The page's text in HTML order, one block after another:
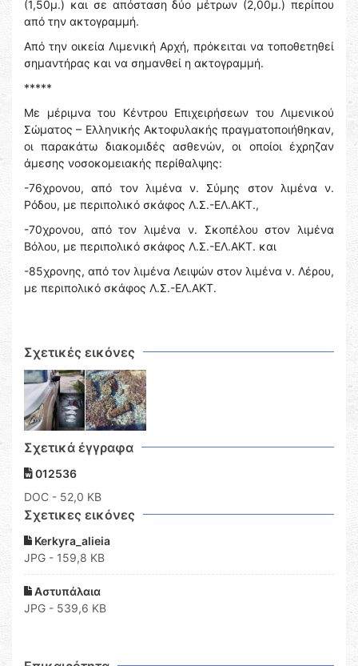
(1,50μ.) και σε απόσταση δύο μέτρων (2,00μ.) περίπου
από την ακτογραμμή.
Από την οικεία Λιμενική Αρχή, πρόκειται να τοποθετηθεί
σημαντήρας και να σημανθεί η ακτογραμμή.
*****
Με μέριμνα του Κέντρου Επιχειρήσεων του Λιμενικού
Σώματος – Ελληνικής Ακτοφυλακής πραγματοποιήθηκαν,
οι παρακάτω διακομιδές ασθενών, οι οποίοι έχρηζαν
άμεσης νοσοκομειακής περίθαλψης:
-76χρονου, από τον λιμένα ν. Σύμης στον λιμένα ν.
Ρόδου, με περιπολικό σκάφος Λ.Σ.-ΕΛ.ΑΚΤ.,
-70χρονου, από τον λιμένα ν. Σκοπέλου στον λιμένα
Βόλου, με περιπολικό σκάφος Λ.Σ.-ΕΛ.ΑΚΤ. και
-85χρονης, από τον λιμένα Λειψών στον λιμένα ν. Λέρου,
με περιπολικό σκάφος Λ.Σ.-ΕΛ.ΑΚΤ.
Σχετικές εικόνες
Σχετικά έγγραφα
012536
DOC - 52,0 KB
Σχετικες εικόνες
Kerkyra_alieia
JPG - 159,8 KB
Αστυπάλαια
JPG - 539,6 KB